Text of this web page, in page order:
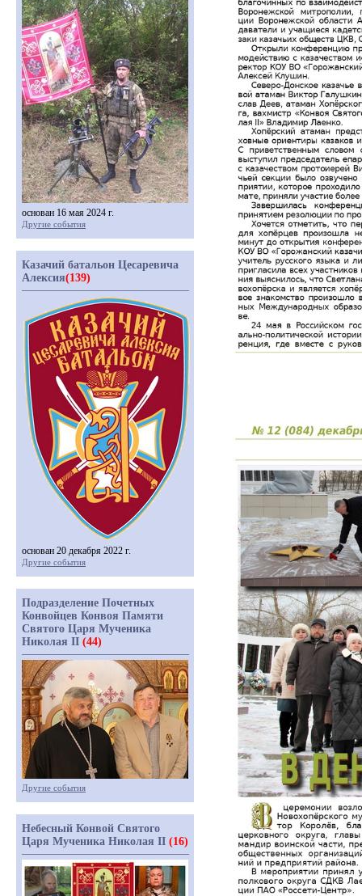
основан 16 мая 2024 г.
Другие события
Казачий батальон Цесаревича
Алексия(139)
основан 20 декабря 2022 г.
Другие события
Подразделение Почетных
Конвойцев Конвоя Памяти
Святого Царя Мученика
Николая II (44)
Другие события
Небесный Конвой Святого
Царя Мученика Николая II (16)